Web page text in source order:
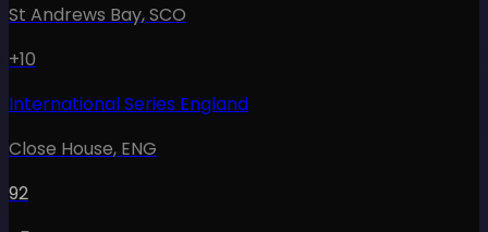
St Andrews Bay,SCO
+10
International Series England
Close House, ENG
92